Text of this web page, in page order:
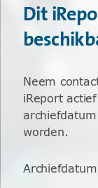
Dit
Neem
iReport
worden.
Archiefdatum